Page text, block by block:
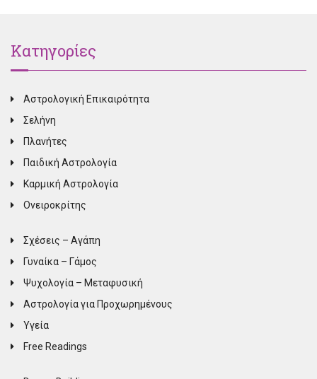
Κατηγορίες
Αστρολογική Επικαιρότητα
Σελήνη
Πλανήτες
Παιδική Αστρολογία
Καρμική Αστρολογία
Ονειροκρίτης
Σχέσεις – Αγάπη
Γυναίκα – Γάμος
Ψυχολογία – Μεταφυσική
Αστρολογία για Προχωρημένους
Υγεία
Free Readings